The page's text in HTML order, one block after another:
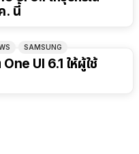
. นี้
SAMSUNG
UI 6.1 ให้ผู้ใช้